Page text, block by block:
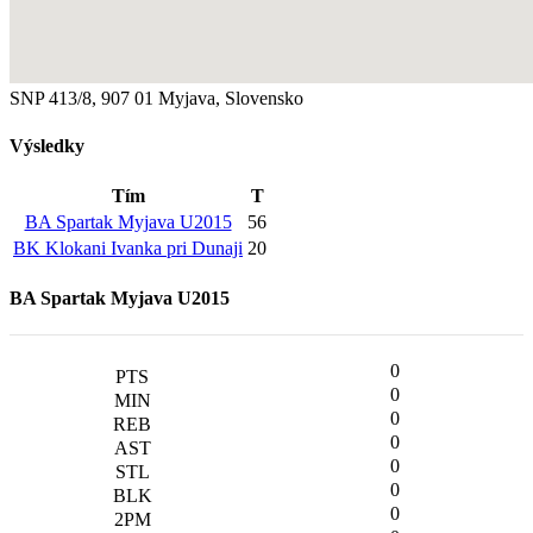
SNP 413/8, 907 01 Myjava, Slovensko
Výsledky
Tím
T
BA Spartak Myjava U2015
56
BK Klokani Ivanka pri Dunaji 20
BA Spartak Myjava U2015
0
0
0
0
0
0
0